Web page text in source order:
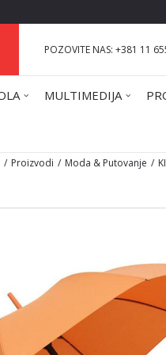
POZOVITE NAS: +381 11
MULTIMEDIJA
Proizvodi Moda & Putovanje